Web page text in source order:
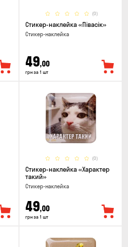
(0)
Стикер-наклейка «Півасік»
Стикер-наклейка
49,00
грн за 1 шт
(0)
Стикер-наклейка «Характер
такий»
Стикер-наклейка
49,00
грн за 1 шт